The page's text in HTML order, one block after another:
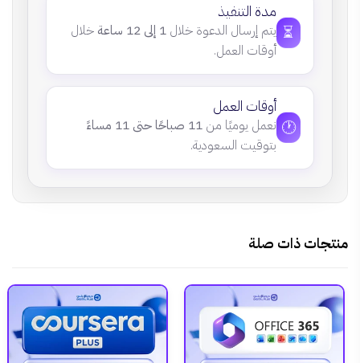
⏳
مدة التنفيذ
يتم إرسال الدعوة خلال1 إلى 12 ساعة
خلال
أوقات العمل.
🕐
أوقات العمل
نعمل يوميًا من 11 صباحًا حتى 11 مساءً
بتوقيت السعودية.
منتجات ذات صلة